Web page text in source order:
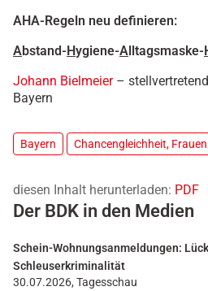
AHA-Regeln neu definieren:
Abstand- Hygiene-A lltagsmaske-
Johann Bielmeier–
Bayern
Bayern Chancengleichheit,
diesen Inhalt herunterladen: PDF
Der BDK in den Medien
Schein-Wohnungsanmeldungen:
Schleuserkriminalität
30.07.2026, Tagesschau